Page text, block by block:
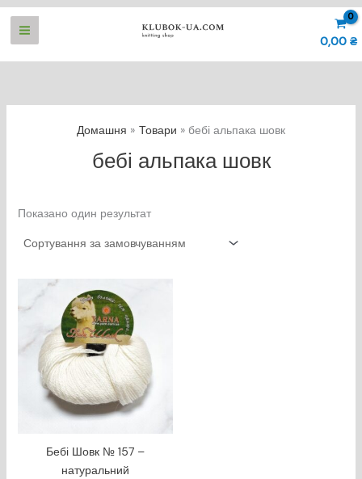
Перейти
0,00 ₴
Домашня Товари бебі альпака шовк
бебі альпака шовк
Показано один результат
Бебі Шовк № 157 –
натуральний